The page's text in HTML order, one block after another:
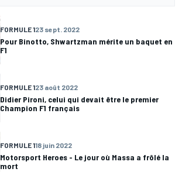
FORMULE 123 sept. 2022
Pour Binotto, Shwartzman mérite un baquet en
F1
FORMULE 123 août 2022
Didier Pironi, celui qui devait être le premier
Champion F1 français
FORMULE 118 juin 2022
Motorsport Heroes - Le jour où Massa a frôlé la
mort